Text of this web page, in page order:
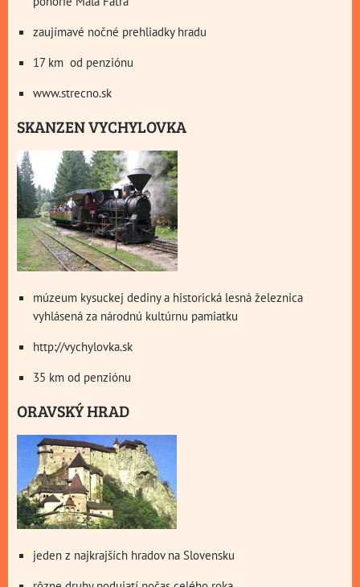
zaujímavé nočné prehliadky hradu
17 km od penziónu
www.strecno.sk
SKANZEN VYCHYLOVKA
múzeum kysuckej dediny a historická lesná železnica
vyhlásená za národnú kultúrnu pamiatku
http://vychylovka.sk
35 km od penziónu
ORAVSKÝ HRAD
jeden z najkrajších hradov na Slovensku